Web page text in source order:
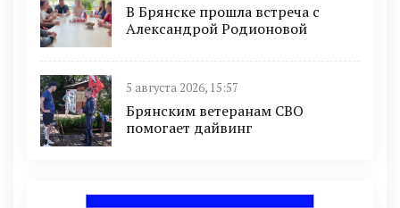
В Брянске прошла встреча с
Александрой Родионовой
5 августа 2026, 15:57
Брянским ветеранам СВО
помогает дайвинг